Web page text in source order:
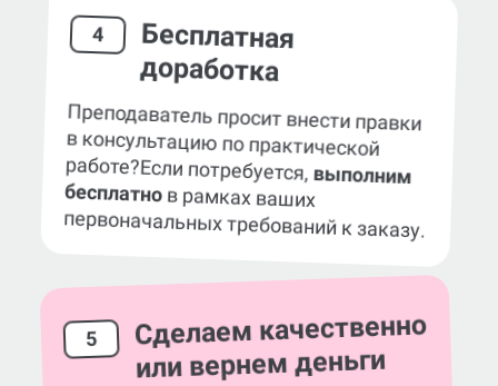
4 Бесплатная
доработка
Преподаватель просит внести правки
в консультацию по практической
работе?Если потребуется,выполним
бесплатнов рамках ваших
первоначальных требований к заказу.
5 Сделаем качественно
или вернем деньги